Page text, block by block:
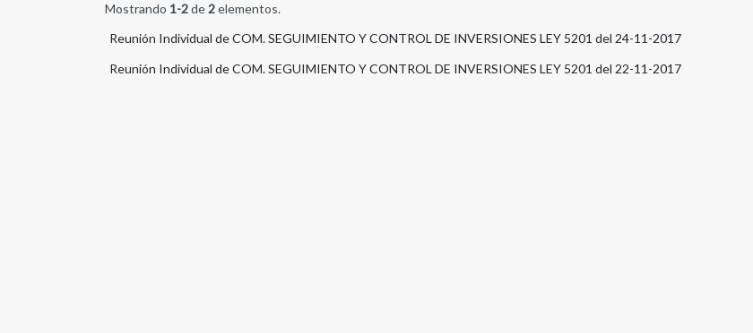
Mostrando 1-2de2elementos.
Reunión Individual de COM. SEGUIMIENTO Y CONTROL DE INVERSIONES LEY 5201 del 24-11-2017
Reunión Individual de COM. SEGUIMIENTO Y CONTROL DE INVERSIONES LEY 5201 del 22-11-2017